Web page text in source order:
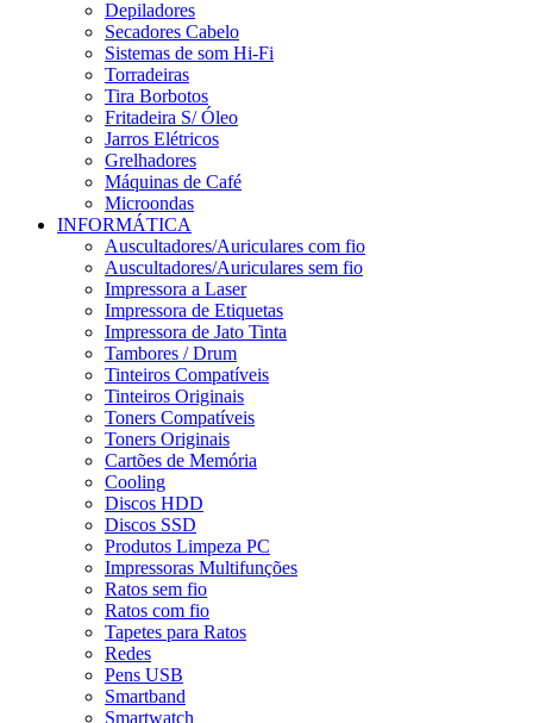
Depiladores
Secadores Cabelo
Sistemas de som Hi-Fi
Torradeiras
Tira Borbotos
Fritadeira S/ Óleo
Jarros Elétricos
Grelhadores
Máquinas de Café
Microondas
INFORMÁTICA
Auscultadores/Auriculares com fio
Auscultadores/Auriculares sem fio
Impressora a Laser
Impressora de Etiquetas
Impressora de Jato Tinta
Tambores / Drum
Tinteiros Compatíveis
Tinteiros Originais
Toners Compatíveis
Toners Originais
Cartões de Memória
Cooling
Discos HDD
Discos SSD
Produtos Limpeza PC
Impressoras Multifunções
Ratos sem fio
Ratos com fio
Tapetes para Ratos
Redes
Pens USB
Smartband
Smartwatch